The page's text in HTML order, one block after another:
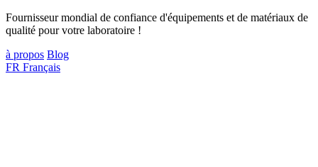
Fournisseur mondial de confiance d'équipements et de matériaux de
qualité pour votre laboratoire !
à propos Blog
FR Français